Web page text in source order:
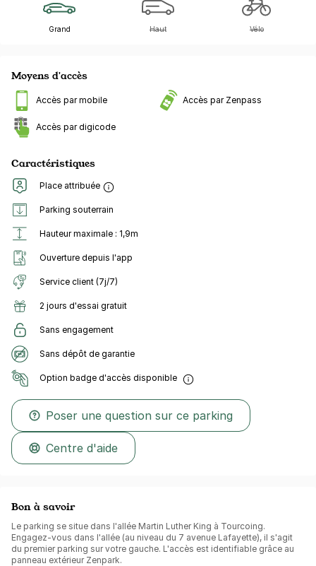
Grand Haut Vélo
Moyens d'accès
Accès par mobile Accès par Zenpass
Accès par digicode
Caractéristiques
Place attribuée
Parking souterrain
Hauteur maximale : 1,9m
Ouverture depuis l'app
Service client (7j/7)
2 jours d'essai gratuit
Sans engagement
Sans dépôt de garantie
Option badge d'accès disponible
Poser une question sur ce parking
Centre d'aide
Bon à savoir
Le parking se situe dans l'allée Martin Luther King à Tourcoing.
Engagez-vous dans l'allée (au niveau du 7 avenue Lafayette), il s'agit
du premier parking sur votre gauche. L'accès est identifiable grâce au
panneau extérieur Zenpark.